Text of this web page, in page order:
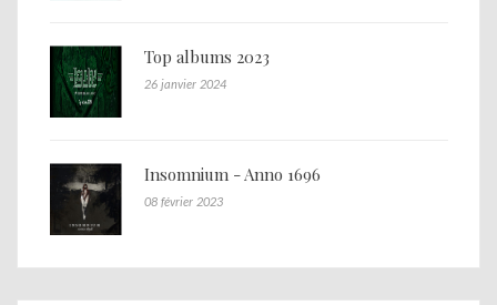
Top albums 2023
26 janvier 2024
Insomnium - Anno 1696
08 février 2023